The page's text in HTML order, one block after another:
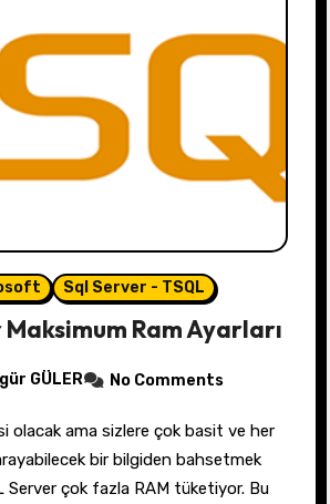
Sql Server - TSQL
Ram Ayarları
GÜLER No Comments
bir bilgiden bahsetmek
Server çok fazla RAM tüketiyor. Bu